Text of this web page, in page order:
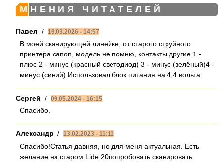
МНЕНИЯ ЧИТАТЕЛЕЙ
Павел / 19.03.2026 - 14:57
В моей сканирующей линейке, от старого струйного
принтера canon, модель не помню, контакты другие.1 -
плюс 2 - минус (красный светодиод) 3 - минус (зелёный)4 -
минус (синий).Использовал блок питания на 4,4 вольта.
Сергей / 09.05.2024 - 16:15
Спасибо.
Александр / 13.02.2023 - 11:11
Спасибо!Статья давняя, но для меня актуальная. Есть
желание на старом Lide 20попробовать сканировать